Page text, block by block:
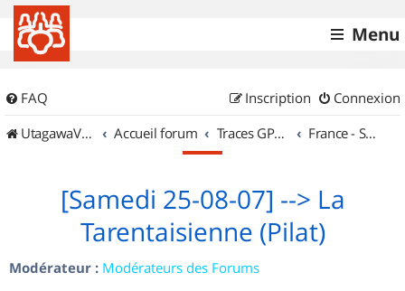
Menu
FAQ Connexion
Inscription
UtagawaVTT (Randos VTT et VTTAE avec traces GPS)
Accueil forum Traces GPS de randos VTT France - Sud Est
[Samedi 25-08-07] --> La
Tarentaisienne (Pilat)
Modérateur : Modérateurs des Forums